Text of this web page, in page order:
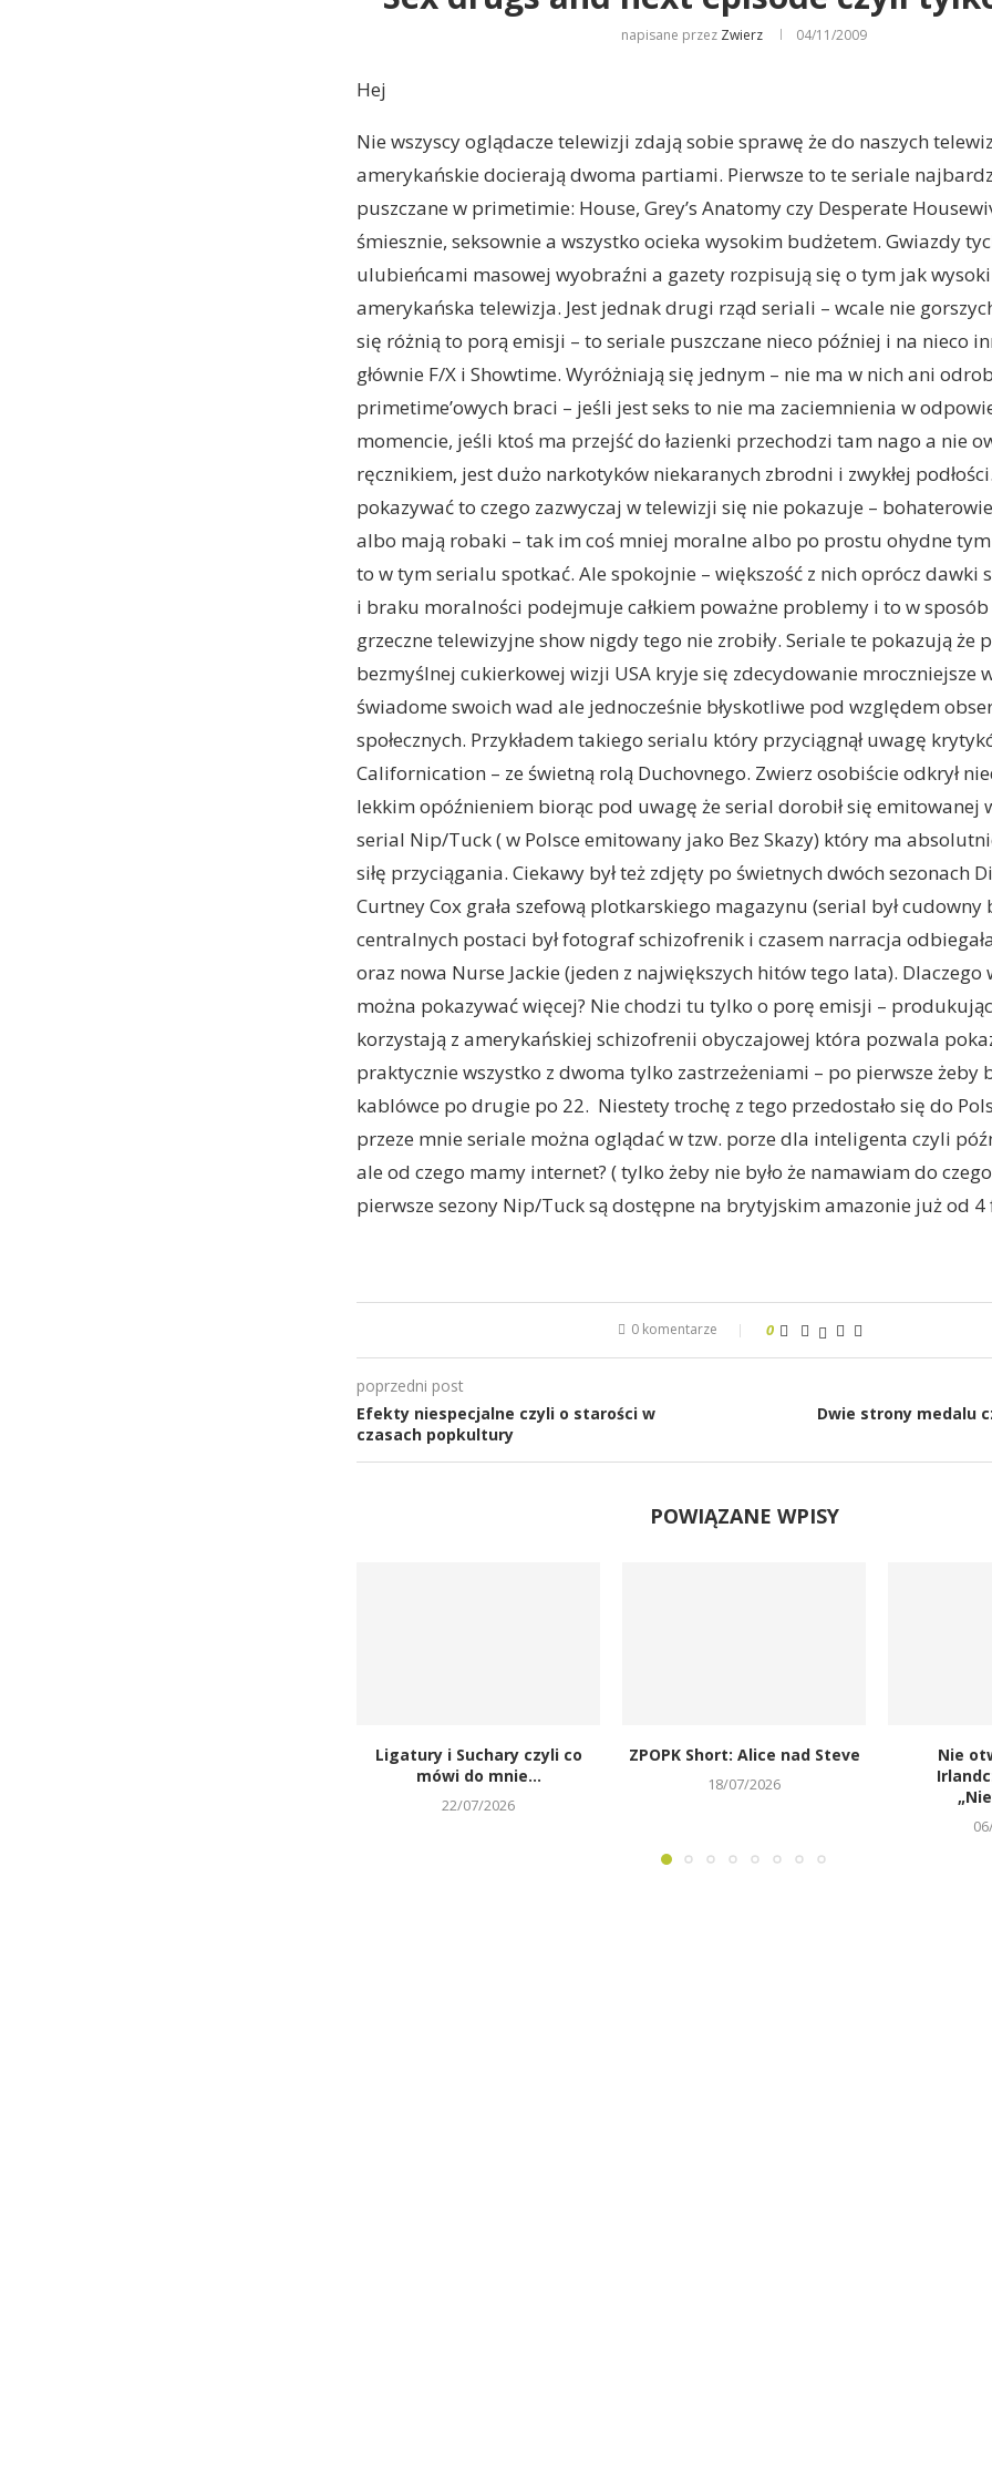
napisane przez Zwierz 04/11/2009
Hej
Nie wszyscy oglądacze telewizji zdają sobie sprawę że do naszych
amerykańskie docierają dwoma partiami. Pierwsze to te seriale
puszczane w primetimie: House, Grey’s Anatomy czy Desperate
śmiesznie, seksownie a wszystko ocieka wysokim budżetem. Gwiazdy
ulubieńcami masowej wyobraźni a gazety rozpisują się o tym jak
amerykańska telewizja. Jest jednak drugi rząd seriali – wcale nie
się różnią to porą emisji – to seriale puszczane nieco później i na nieco
głównie F/X i Showtime. Wyróżniają się jednym – nie ma w nich ani
primetime’owych braci – jeśli jest seks to nie ma zaciemnienia w
momencie, jeśli ktoś ma przejść do łazienki przechodzi tam nago a nie
ręcznikiem, jest dużo narkotyków niekaranych zbrodni i zwykłej
pokazywać to czego zazwyczaj w telewizji się nie pokazuje –
albo mają robaki – tak im coś mniej moralne albo po prostu ohydne tym
to w tym serialu spotkać. Ale spokojnie – większość z nich oprócz dawki
i braku moralności podejmuje całkiem poważne problemy i to w
grzeczne telewizyjne show nigdy tego nie zrobiły. Seriale te pokazują że
bezmyślnej cukierkowej wizji USA kryje się zdecydowanie mroczniejsze
świadome swoich wad ale jednocześnie błyskotliwe pod względem
społecznych. Przykładem takiego serialu który przyciągnął uwagę
Californication – ze świetną rolą Duchovnego. Zwierz osobiście odkrył
lekkim opóźnieniem biorąc pod uwagę że serial dorobił się emitowanej
serial Nip/Tuck ( w Polsce emitowany jako Bez Skazy) który ma
siłę przyciągania. Ciekawy był też zdjęty po świetnych dwóch sezonach
Curtney Cox grała szefową plotkarskiego magazynu (serial był cudowny
centralnych postaci był fotograf schizofrenik i czasem narracja
oraz nowa Nurse Jackie (jeden z największych hitów tego lata). Dlaczego
można pokazywać więcej? Nie chodzi tu tylko o porę emisji –
korzystają z amerykańskiej schizofrenii obyczajowej która pozwala
praktycznie wszystko z dwoma tylko zastrzeżeniami – po pierwsze żeby
kablówce po drugie po 22. Niestety trochę z tego przedostało się do
przeze mnie seriale można oglądać w tzw. porze dla inteligenta czyli
ale od czego mamy internet? ( tylko żeby nie było że namawiam do
pierwsze sezony Nip/Tuck są dostępne na brytyjskim amazonie już od
0 komentarze 0
poprzedni post
Efekty niespecjalne czyli o starości w
czasach popkultury
Dwie strony medalu
POWIĄZANE WPISY
Ligatury i Suchary czyli co
mówi do mnie...
22/07/2026
ZPOPK Short: Alice nad Steve
18/07/2026
Nie